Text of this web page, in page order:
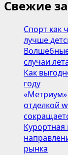
Свежие
Спорт как
лучше
случаи
Как
году
отделкой
рынка